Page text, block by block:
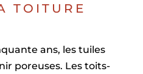
TOITURE
ans, les tuiles
poreuses. Les toits-